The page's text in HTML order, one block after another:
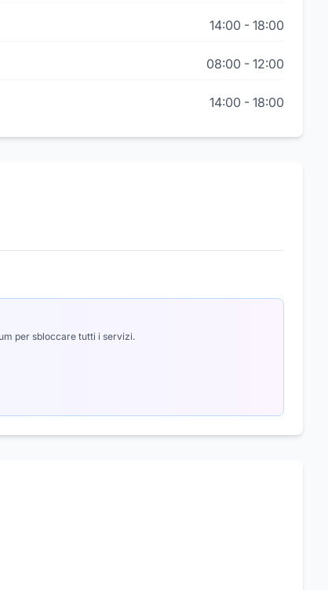
14:00 - 18:00
08:00 - 12:00
14:00 - 18:00
per sbloccare tutti i servizi.